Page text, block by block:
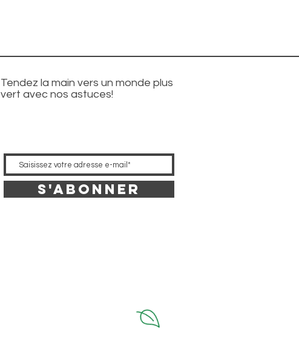
Tendez la main vers un monde plus
vert avec nos astuces!
S'abonner